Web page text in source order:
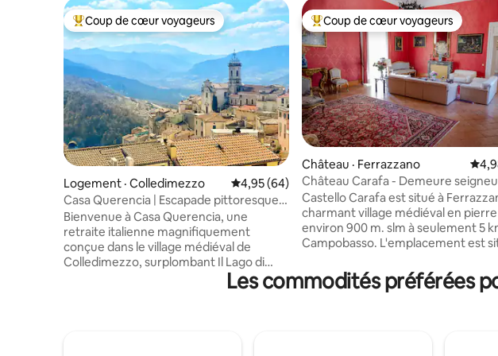
Coup de cœur voyageurs parmi les plus aimés
Coup de cœur voyageurs
Logement · Colledimezzo Note moyenne de 4,95 sur 5, 64 commentaires
4,95 (64)
Casa Querencia | Escapade pittoresque
au bord d'un lac italien
Bienvenue à Casa Querencia, une
retraite italienne magnifiquement
conçue dans le village médiéval de
Colledimezzo, surplombant Il Lago di
Bomba. Cette maison en pierre
restaurée avec amour offre quelque
Coup de cœur voyageurs parmi les
Coup de cœur voyageurs
Château · Ferrazzano
Château Carafa - Demeure
Castello Carafa est situé à
charmant village médiéval en
environ 900 m. slm à seulement 5
Campobasso. L'emplacement est
aragonais. Élégant et prestigieux le
dans la tour se trouve la
Les commodités préférées